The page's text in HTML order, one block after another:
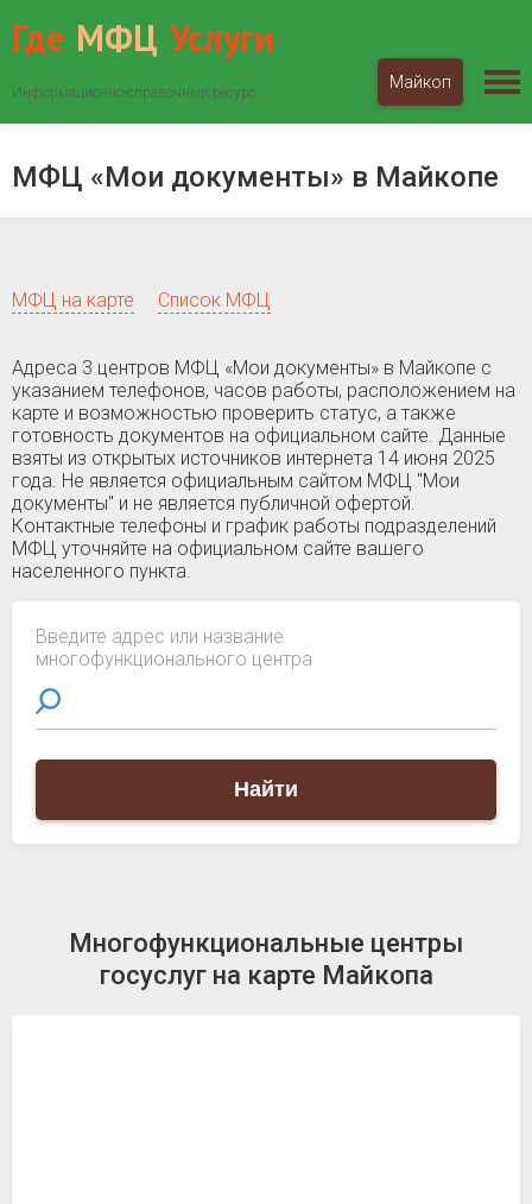
Где МФЦ Услуги
Информационно-справочный ресурс
Майкоп
Майкоп
МФЦ «Мои документы» в Майкопе
МФЦ на карте Список МФЦ
Адреса 3 центров МФЦ «Мои документы» в Майкопе c
указанием телефонов, часов работы, расположением на
карте и возможностью проверить статус, а также
готовность документов на официальном сайте. Данные
взяты из открытых источников интернета 14 июня 2025
года. Не является официальным сайтом МФЦ "Мои
документы" и не является публичной офертой.
Контактные телефоны и график работы подразделений
МФЦ уточняйте на официальном сайте вашего
населенного пункта.
Введите адрес или название
многофункционального центра
Найти
Многофункциональные центры
госуслуг на карте Майкопа